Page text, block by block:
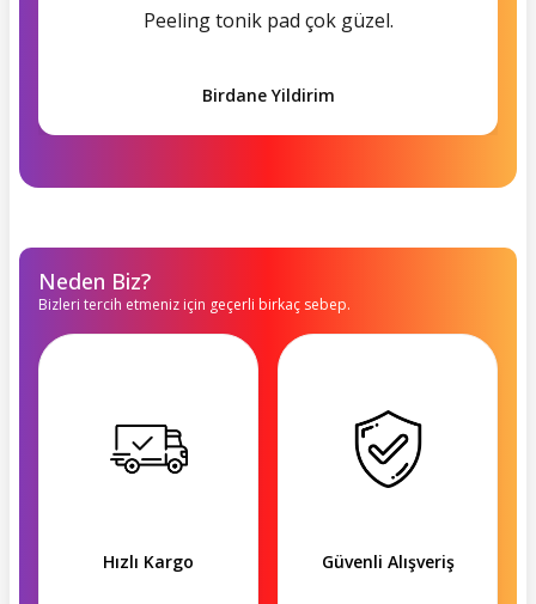
Peeling tonik pad çok güzel.
Birdane Yildirim
Neden Biz?
Bizleri tercih etmeniz için geçerli birkaç sebep.
Hızlı Kargo Güvenli Alışveriş